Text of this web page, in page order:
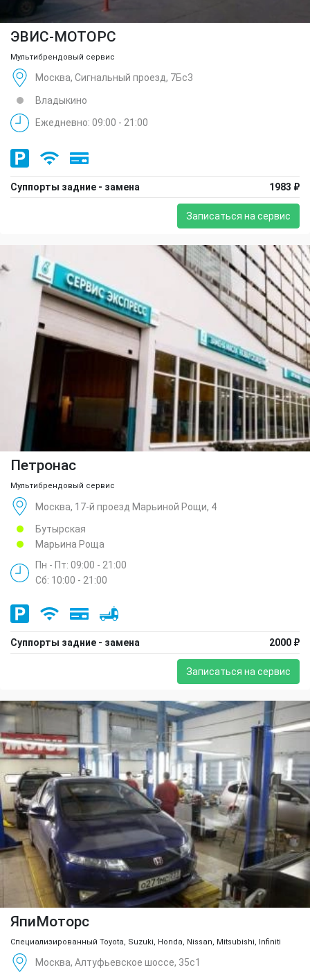
ЭВИС-МОТОРС
Мультибрендовый сервис
Москва, Сигнальный проезд, 7Бс3
Владыкино
Ежедневно: 09:00 - 21:00
Суппорты задние - замена 1983 ₽
Записаться на сервис
Петронас
Мультибрендовый сервис
Москва, 17-й проезд Марьиной Рощи, 4
Бутырская
Марьина Роща
Пн - Пт: 09:00 - 21:00
Сб: 10:00 - 21:00
Суппорты задние - замена 2000 ₽
Записаться на сервис
ЯпиМоторс
Специализированный Toyota, Suzuki, Honda, Nissan, Mitsubishi, Infiniti
Москва, Алтуфьевское шоссе, 35с1